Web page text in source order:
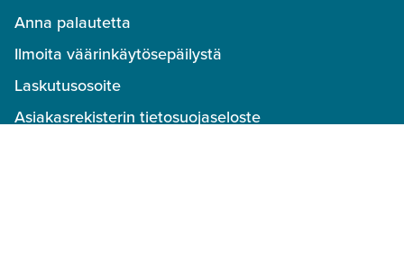
Anna palautetta
Ilmoita väärinkäytösepäilystä
Laskutusosoite
Asiakasrekisterin tietosuojaseloste